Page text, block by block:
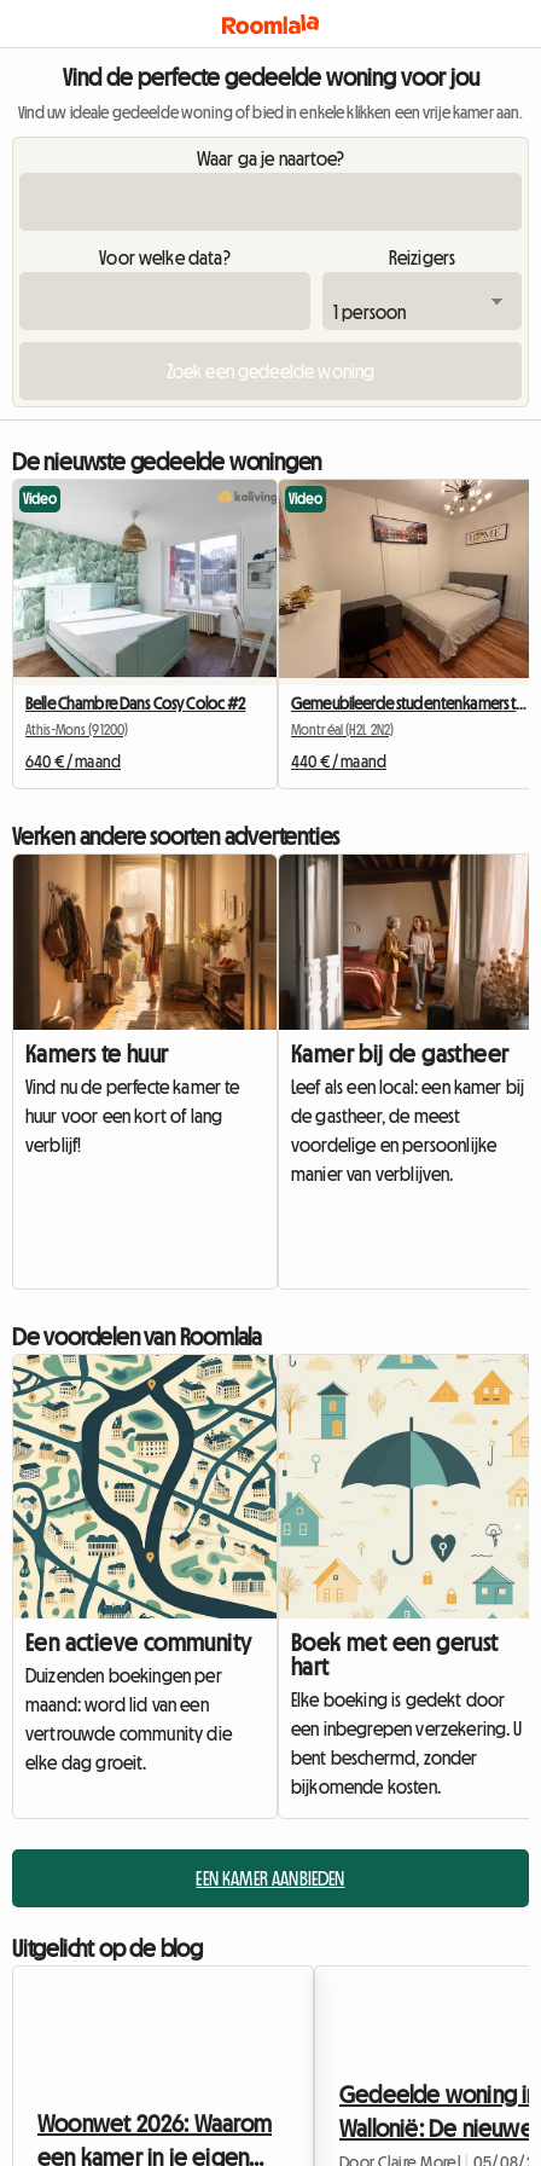
Vind de perfecte gedeelde woning voor jou
Vind uw ideale gedeelde woning of bied in enkele klikken een vrije kamer aan.
Waar ga je naartoe?
Voor welke data? Reizigers
De nieuwste gedeelde woningen
Video
Belle Chambre Dans Cosy Coloc #2
Athis-Mons (91200)
640 € / maand
Video
Gemeubileerde studentenkamers te huur in Montreal
Montréal (H2L 2N2)
440 € / maand
Verken andere soorten advertenties
Kamers te huur
Vind nu de perfecte kamer te
huur voor een kort of lang
verblijf!
Kamer bij de gastheer
Leef als een local: een kamer bij
de gastheer, de meest
voordelige en persoonlijke
manier van verblijven.
De voordelen van Roomlala
Een actieve community
Duizenden boekingen per
maand: word lid van een
vertrouwde community die
elke dag groeit.
Boek met een gerust
hart
Elke boeking is gedekt door
een inbegrepen verzekering. U
bent beschermd, zonder
bijkomende kosten.
EEN KAMER AANBIEDEN
Uitgelicht op de blog
Woonwet 2026: Waarom
een kamer in je eigen
Gedeelde woning in
Wallonië: De nieuwe
Door Claire Morel 05/08/